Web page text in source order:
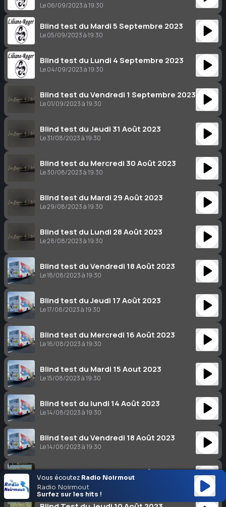
Le 06/09/2023 à 19:30
Blind test du Mardi 5 Septembre 2023
Le 05/09/2023 à 19:30
Blind test du Lundi 4 Septembre 2023
Le 04/09/2023 à 19:30
Blind test du Vendredi 1 Septembre 2023
Le 01/09/2023 à 19:30
Blind test du Jeudi 31 Août 2023
Le 31/08/2023 à 19:30
Blind test du Mercredi 30 Août 2023
Le 30/08/2023 à 19:30
Blind test du Mardi 29 Août 2023
Le 29/08/2023 à 19:30
Blind test du Lundi 28 Août 2023
Le 28/08/2023 à 19:30
Blind test du Vendredi 18 Août 2023
Le 18/08/2023 à 19:30
Blind test du Jeudi 17 Août 2023
Le 17/08/2023 à 19:30
Blind test du Mercredi 16 Août 2023
Le 16/08/2023 à 19:30
Blind test du Mardi 15 Aout 2023
Le 15/08/2023 à 19:30
Blind test du lundi 14 Août 2023
Le 14/08/2023 à 19:30
Blind test du Vendredi 18 Août 2023
Le 14/08/2023 à 19:30
Blind Test du Vendredi 11 Août 2023
Le 11/08/2023 à 19:30
Vous écoutez Radio Noirmout
Radio Noirmout
Surfez sur les hits !